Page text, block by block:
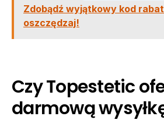
Zdobądź wyjątkowy kod
oszczędzaj!
Czy Topestetic
darmową